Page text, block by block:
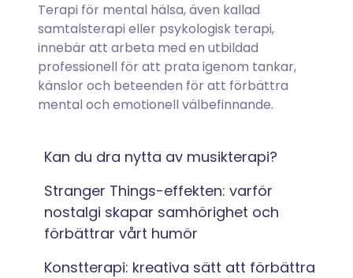
Terapi för mental hälsa, även kallad
samtalsterapi eller psykologisk terapi,
innebär att arbeta med en utbildad
professionell för att prata igenom tankar,
känslor och beteenden för att förbättra
mental och emotionell välbefinnande.
Kan du dra nytta av musikterapi?
Stranger Things-effekten: varför
nostalgi skapar samhörighet och
förbättrar vårt humör
Konstterapi: kreativa sätt att förbättra